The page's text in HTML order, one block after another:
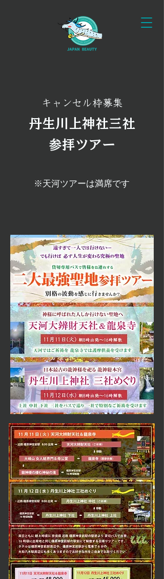
キャンセル枠募集
丹生川上神社三社
参拝ツアー
※天河ツアーは満席です